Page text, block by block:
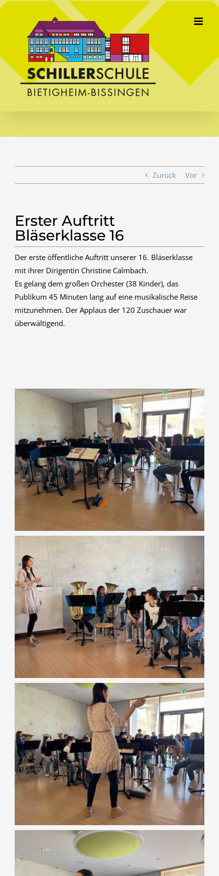
Skip
Zurück Vor
Erster Auftritt
Bläserklasse 16
Der erste öffentliche Auftritt unserer 16. Bläserklasse
mit ihrer Dirigentin Christine Calmbach.
Es gelang dem großen Orchester (38 Kinder), das
Publikum 45 Minuten lang auf eine musikalische Reise
mitzunehmen. Der Applaus der 120 Zuschauer war
überwältigend.